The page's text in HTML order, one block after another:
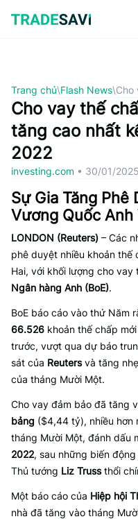
qua
nội
Trang chủ\Flash News\Cho
Cho vay thế
tăng cao nhất
2022
investing.com • 30/01/
Sự Gia Tăng Phê
Vương Quốc Anh
LONDON (Reuters) – Các
phê duyệt nhiều khoản thế
Hai, với khối lượng cho
Ngân hàng Anh (BoE).
BoE báo cáo vào thứ Năm
66.526 khoản thế chấp
trước, vượt qua dự báo
sát của Reutersvà tăng
của tháng Mười Một.
Cho vay đảm bảo đã tăng
bảng ($4,44 tỷ), nhiều hơn
tháng Mười Một, đánh dấu
2022, sau những biến
Thủ tướng Liz Trussthổi
Một báo cáo của Hiệp hội
nhà đã tăng vào tháng